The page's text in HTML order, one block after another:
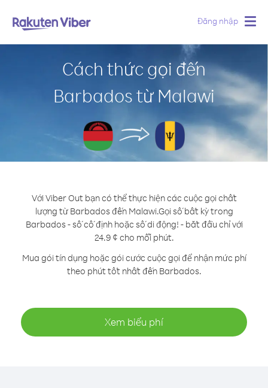
Đăng nhập
Cách thức gọi đến
Barbados từ Malawi
Với Viber Out bạn có thể thực hiện các cuộc gọi chất
lượng từ Barbados đến Malawi.Gọi số bất kỳ trong
Barbados - số cố định hoặc số di động! - bắt đầu chỉ với
24.9 ¢ cho mỗi phút.
Mua gói tín dụng hoặc gói cước cuộc gọi để nhận mức phí
theo phút tốt nhất đến Barbados.
Xem biểu phí